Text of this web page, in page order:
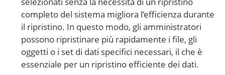
completo del sistema migliora l’efficienza durante
il ripristino. In questo modo, gli amministratori
possono ripristinare più rapidamente i file, gli
oggetti o i set di dati specifici necessari, il che è
essenziale per un ripristino efficiente dei dati.